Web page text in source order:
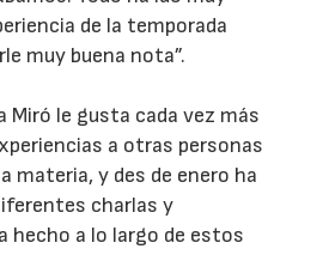
de la temporada
muy buena nota”.
Miró le gusta cada vez más
a otras personas
materia, y des de enero ha
charlas y
hecho a lo largo de estos